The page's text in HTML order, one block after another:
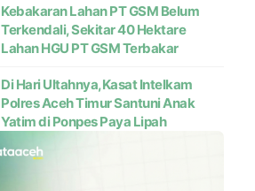
Kebakaran Lahan PT GSM Belum
Terkendali, Sekitar 40 Hektare
Lahan HGU PT GSM Terbakar
Di Hari Ultahnya,Kasat Intelkam
Polres Aceh Timur Santuni Anak
Yatim di Ponpes Paya Lipah